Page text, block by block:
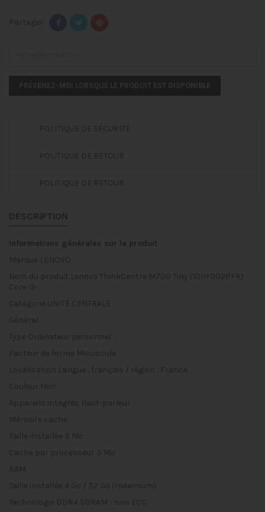
Partager
PRÉVENEZ-MOI LORSQUE LE PRODUIT EST DISPONIBLE
POLITIQUE DE SÉCURITÉ
POLITIQUE DE RETOUR
POLITIQUE DE RETOUR
DESCRIPTION
Informations générales sur le produit
Marque LENOVO
Nom du produit Lenovo ThinkCentre M700 Tiny (10HY002PFR)
Core i3-
Catégorie UNITÉ CENTRALE
Général
Type Ordinateur personnel
Facteur de forme Minuscule
Localisation Langue : français / région : France
Couleur Noir
Appareils intégrés Haut-parleur
Mémoire cache
Taille installée 3 Mo
Cache par processeur 3 Mo
RAM
Taille installée 4 Go / 32 Go (maximum)
Technologie DDR4 SDRAM - non ECC